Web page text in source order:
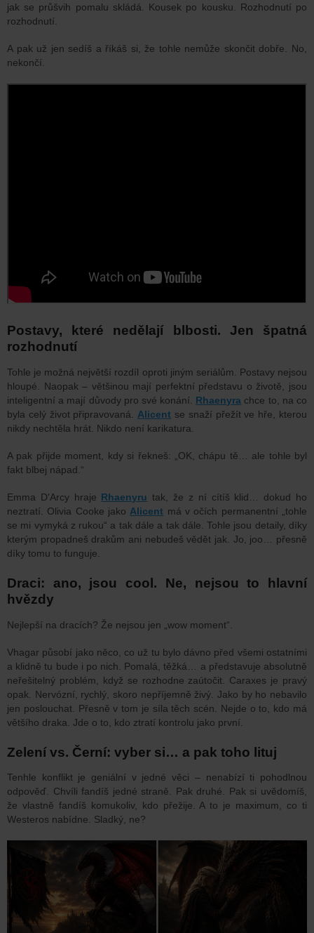
jak se průšvih pomalu skládá. Kousek po kousku. Rozhodnutí po
rozhodnutí.
A pak už jen sedíš a říkáš si, že tohle nemůže skončit dobře. No,
nekončí.
Postavy, které nedělají blbosti. Jen špatná
rozhodnutí
Tohle je možná největší rozdíl oproti jiným seriálům. Postavy nejsou
hloupé. Naopak – většinou mají perfektní představu o životě, jsou
inteligentní a mají důvody pro své konání. Rhaenyra chce to, na co
byla celý život připravovaná. Alicent se snaží přežít ve hře, kterou
nikdy nechtěla hrát. Nikdo není karikatura.
A pak přijde moment, kdy si řekneš: „OK, chápu tě… ale tohle byl
fakt blbej nápad.“
Emma D'Arcy hraje Rhaenyru tak, že z ní cítíš klid… dokud ho
neztratí. Olivia Cooke jako Alicent má v očích permanentní „tohle
se mi vymyká z rukou“ a tak dále a tak dále. Tohle jsou detaily, díky
kterým propadneš drakům ani nebudeš vědět jak. Jo, joo… přesně
díky tomu to funguje.
Draci: ano, jsou cool. Ne, nejsou to hlavní
hvězdy
Nejlepší na dracích? Že nejsou jen „wow moment“.
Vhagar působí jako něco, co už tu bylo dávno před všemi ostatními
a klidně tu bude i po nich. Pomalá, těžká… a představuje absolutně
neřešitelný problém, když se rozhodne zaútočit. Caraxes je pravý
opak. Nervózní, rychlý, skoro nepříjemně živý. Jako by ho nebavilo
jen poslouchat. Přesně v tom je síla těch scén. Nejde o to, kdo má
většího draka. Jde o to, kdo ztratí kontrolu jako první.
Zelení vs. Černí: vyber si… a pak toho lituj
Tenhle konflikt je geniální v jedné věci – nenabízí ti pohodlnou
odpověď. Chvíli fandíš jedné straně. Pak druhé. Pak si uvědomíš,
že vlastně fandíš komukoliv, kdo přežije. A to je maximum, co ti
Westeros nabídne. Sladký, ne?